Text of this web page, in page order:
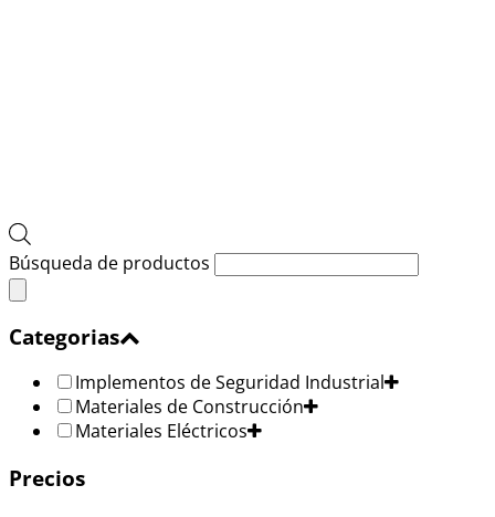
Búsqueda de productos
Categorias
Implementos de Seguridad Industrial
Materiales de Construcción
Materiales Eléctricos
Precios